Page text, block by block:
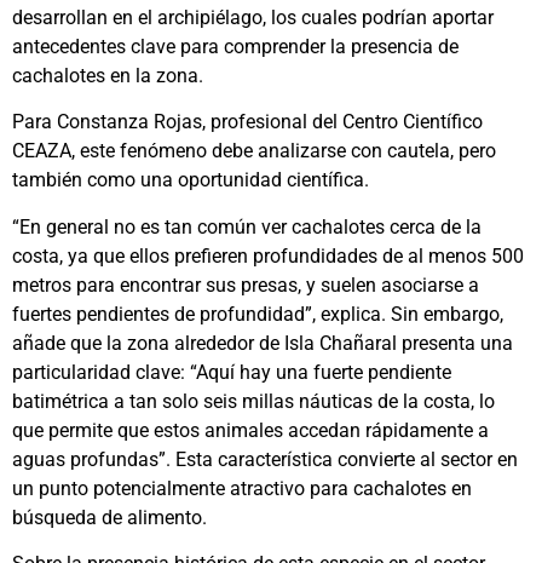
desarrollan en el archipiélago, los cuales podrían aportar
antecedentes clave para comprender la presencia de
cachalotes en la zona.
Para Constanza Rojas, profesional del Centro Científico
CEAZA, este fenómeno debe analizarse con cautela, pero
también como una oportunidad científica.
“En general no es tan común ver cachalotes cerca de la
costa, ya que ellos prefieren profundidades de al menos 500
metros para encontrar sus presas, y suelen asociarse a
fuertes pendientes de profundidad”, explica. Sin embargo,
añade que la zona alrededor de Isla Chañaral presenta una
particularidad clave: “Aquí hay una fuerte pendiente
batimétrica a tan solo seis millas náuticas de la costa, lo
que permite que estos animales accedan rápidamente a
aguas profundas”. Esta característica convierte al sector en
un punto potencialmente atractivo para cachalotes en
búsqueda de alimento.